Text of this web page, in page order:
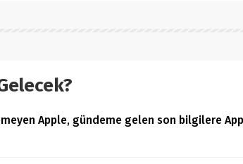
Apple, gündeme gelen son bilgilere